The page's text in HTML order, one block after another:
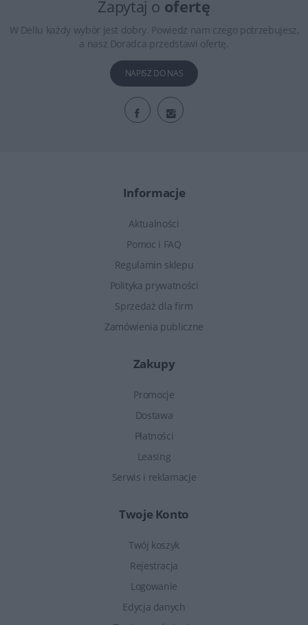
Zapytaj o ofertę
W Dellu każdy wybór jest dobry. Powiedz nam czego potrzebujesz,
a nasz Doradca przedstawi ofertę.
NAPISZ DO NAS
Informacje
Aktualności
Pomoc i FAQ
Regulamin sklepu
Polityka prywatności
Sprzedaż dla firm
Zamówienia publiczne
Zakupy
Promocje
Dostawa
Płatności
Leasing
Serwis i reklamacje
Twoje Konto
Twój koszyk
Rejestracja
Logowanie
Edycja danych